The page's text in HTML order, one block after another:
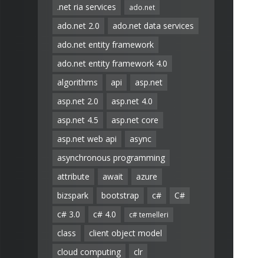
.net ria services
ado.net
ado.net 2.0
ado.net data services
ado.net entity framework
ado.net entity framework 4.0
algorithms
api
asp.net
asp.net 2.0
asp.net 4.0
asp.net 4.5
asp.net core
asp.net web api
async
asynchronous programming
attribute
await
azure
bizspark
bootstrap c#
C#
c# 3.0
c# 4.0 c# temelleri
class
client object model
cloud computing
clr